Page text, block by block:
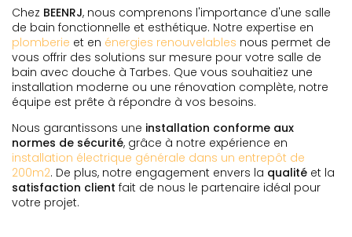
Chez BEENRJ, nous comprenons l'importance d'une salle
de bain fonctionnelle et esthétique. Notre expertise en
plomberie et en énergies renouvelables nous permet de
vous offrir des solutions sur mesure pour votre salle de
bain avec douche à Tarbes. Que vous souhaitiez une
installation moderne ou une rénovation complète, notre
équipe est prête à répondre à vos besoins.
Nous garantissons une installation conforme aux
normes de sécurité, grâce à notre expérience en
installation électrique générale dans un entrepôt de
200m2. De plus, notre engagement envers la qualité et la
satisfaction client fait de nous le partenaire idéal pour
votre projet.